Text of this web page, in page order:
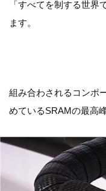
「すべてを制する世
ます。
組み合わされるコンポ
めているSRAMの最高